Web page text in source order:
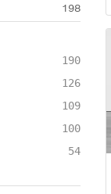
198
190
126
109
100
54